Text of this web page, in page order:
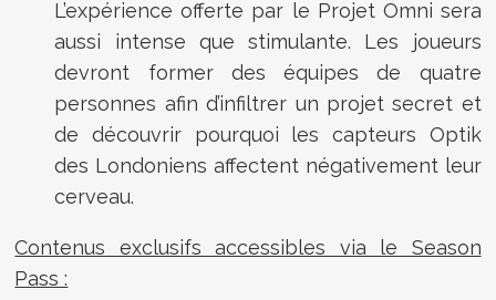
L’expérience offerte par le Projet Omni sera
aussi intense que stimulante. Les joueurs
devront former des équipes de quatre
personnes afin d’infiltrer un projet secret et
de découvrir pourquoi les capteurs Optik
des Londoniens affectent négativement leur
cerveau.
Contenus exclusifs accessibles via le Season
Pass :